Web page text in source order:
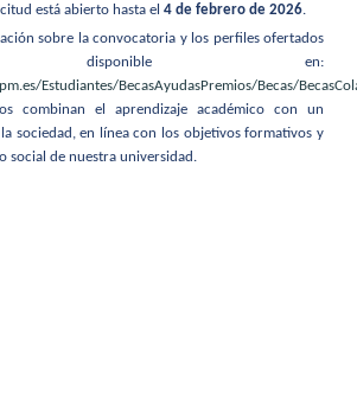
está abierto hasta el 4 de febrero de 2026.
sobre la convocatoria y los perfiles ofertados
disponible en:
Estudiantes/BecasAyudasPremios/Becas/
combinan el aprendizaje académico con un
sociedad, en línea con los objetivos formativos y
social de nuestra universidad.